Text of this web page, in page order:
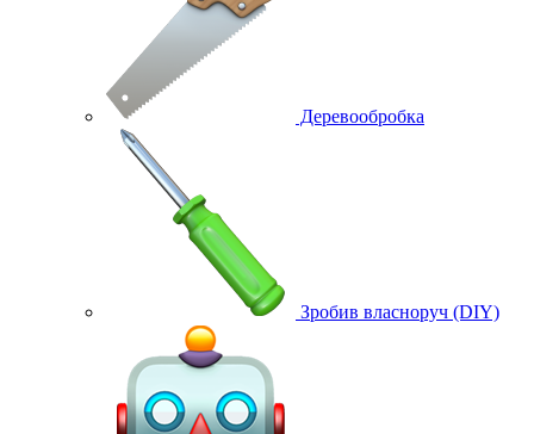
Деревообробка
Зробив власноруч (DIY)